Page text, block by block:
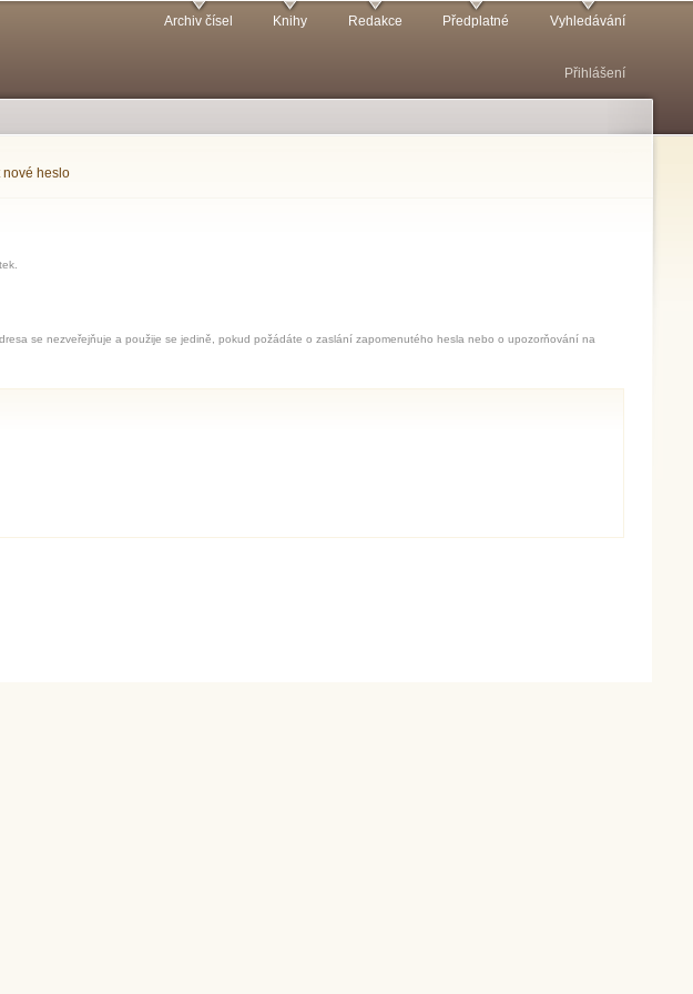
Archiv čísel Knihy Redakce Předplatné Vyhledávání
Přihlášení
nové heslo
se nezveřejňuje a použije se jedině, pokud požádáte o zaslání zapomenutého hesla nebo o upozorňování na